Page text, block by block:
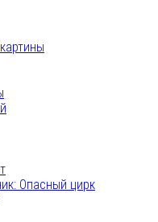
Опасный цирк